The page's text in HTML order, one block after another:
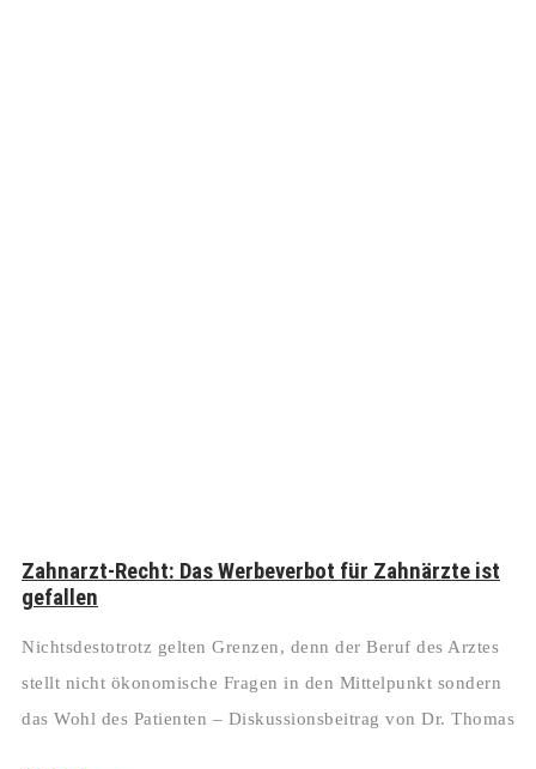
Zahnarzt-Recht: Das Werbeverbot für Zahnärzte ist
gefallen
Nichtsdestotrotz gelten Grenzen, denn der Beruf des Arztes
stellt nicht ökonomische Fragen in den Mittelpunkt sondern
das Wohl des Patienten – Diskussionsbeitrag von Dr. Thomas